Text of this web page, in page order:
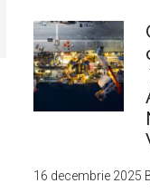
16 decembrie 2025